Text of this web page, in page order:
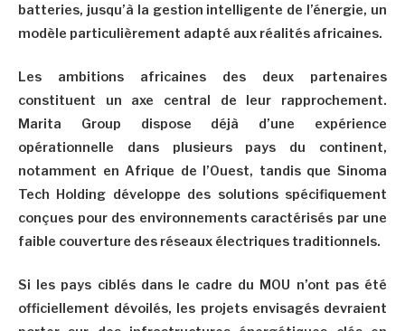
batteries, jusqu’à la gestion intelligente de l’énergie, un
modèle particulièrement adapté aux réalités africaines.
Les ambitions africaines des deux partenaires
constituent un axe central de leur rapprochement.
Marita Group dispose déjà d’une expérience
opérationnelle dans plusieurs pays du continent,
notamment en Afrique de l’Ouest, tandis que Sinoma
Tech Holding développe des solutions spécifiquement
conçues pour des environnements caractérisés par une
faible couverture des réseaux électriques traditionnels.
Si les pays ciblés dans le cadre du MOU n’ont pas été
officiellement dévoilés, les projets envisagés devraient